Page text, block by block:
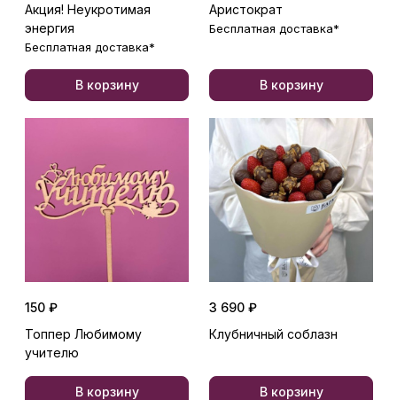
Акция! Неукротимая
энергия
Бесплатная доставка*
В корзину
Аристократ
Бесплатная доставка*
В корзину
150 ₽
Топпер Любимому
учителю
В корзину
3 690 ₽
Клубничный соблазн
В корзину